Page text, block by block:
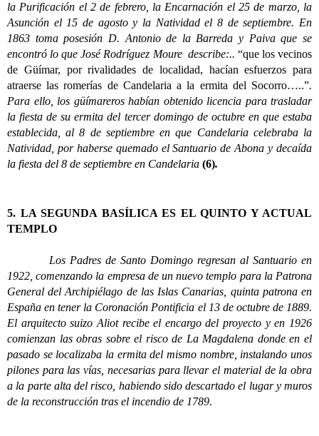
la Purificación el 2 de febrero, la Encarnación el 25 de marzo, la
Asunción el 15 de agosto y la Natividad el 8 de septiembre. En
1863 toma posesión D. Antonio de la Barreda y Paiva que se
encontró lo que José Rodríguez Moure describe:.. “que los vecinos
de Güímar, por rivalidades de localidad, hacían esfuerzos para
atraerse las romerías de Candelaria a la ermita del Socorro…..”.
Para ello, los güímareros habían obtenido licencia para trasladar
la fiesta de su ermita del tercer domingo de octubre en que estaba
establecida, al 8 de septiembre en que Candelaria celebraba la
Natividad, por haberse quemado el Santuario de Abona y decaída
la fiesta del 8 de septiembre en Candelaria (6).
5. LA SEGUNDA BASÍLICA ES EL QUINTO Y ACTUAL
TEMPLO
Los Padres de Santo Domingo regresan al Santuario en
1922, comenzando la empresa de un nuevo templo para la Patrona
General del Archipiélago de las Islas Canarias, quinta patrona en
España en tener la Coronación Pontificia el 13 de octubre de 1889.
El arquitecto suizo Aliot recibe el encargo del proyecto y en 1926
comienzan las obras sobre el risco de La Magdalena donde en el
pasado se localizaba la ermita del mismo nombre, instalando unos
pilones para las vías, necesarias para llevar el material de la obra
a la parte alta del risco, habiendo sido descartado el lugar y muros
de la reconstrucción tras el incendio de 1789.